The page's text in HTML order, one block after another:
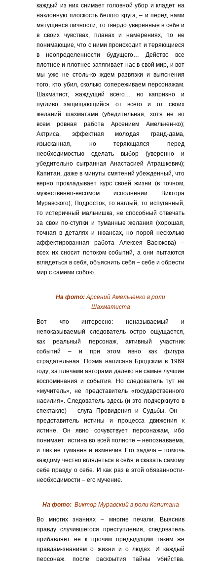
каждый из них снимает головной убор и кладет на
наклонную плоскость белого круга, – и перед нами
мятущиеся личности, то твердо уверенные в себе и
в своих чувствах, планах и намерениях, то не
понимающие, что с ними происходит и теряющиеся
в неопределенности будущего… Действо все
плотнее и плотнее затягивает нас в свой мир, и вот
мы уже не столь-ко ждем развязки и выяснения
того, кто убил, сколько сопереживаем персонажам.
Шахматист, жаждущий всего… но капризно и
пугливо защищающийся от всего и от своих
желаний шахматами (убедительная, хотя не во
всем ровная работа Арсением Амельчен-ко);
Актриса, эффектная молодая гранд-дама,
изысканная, но теряющаяся перед
необходимостью сделать выбор (уверенно и
убедительно сыгранная Анастасией Атрашкевич);
Капитан, даже в минуты смятений убежденный, что
верно прокладывает курс своей жизни (в точном,
мужественно-весомом исполнении Виктора
Муравского); Подросток, то наглый, то испуганный,
то истеричный мальчишка, не способный отвечать
за свои по-ступки и туманные желания (хорошая,
точная в деталях и нюансах, но порой несколько
аффектированная работа Алексея Васюкова) –
всех их сносит потоком событий, а они пытаются
вглядеться в себя, объяснить себя – себе и обрести
мир с самими собою.
На фото:Арсений Амельченко в роли
Шахматиста
Вот что интересно: неназываемый и
непоказываемый следователь остро ощущается,
как реальный персонаж, активный участник
событий – и при этом явно как фигура
страдательная. Поэма написана Бродским в 1969
году; за плечами авторами далеко не самые лучшие
воспоминания и события. Но следователь тут не
«мучитель», не представитель «государственного
насилия». Следователь здесь (и это подчеркнуто в
спектакле) – слуга Провидения и Судьбы. Он –
представитель истины и процесса движения к
истине. Он явно сочувствует персонажам, ибо
понимает: истина во всей полноте – непознаваема,
и лик ее туманен и изменчив. Его задача – помочь
каждому честно вглядеться в себя и сказать самому
себе правду о себе. И как раз в этой обязанности-
необходимости – его мучение.
На фото:Виктор Муравскийв роли Капитана
Во многих знаниях – многие печали. Выяснив
правду случившегося преступления, следователь
прибавляет ее к прочим предыдущим таким же
правдам-знаниям о жизни и о людях. И каждый
персонаж, после раскрытия тайны убийства,